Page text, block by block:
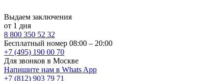
Выдаем заключения
от 1 дня
8 800 350 52 32
Бесплатный номер 08:00 – 20:00
+7 (495) 190 00 70
Для звонков в Москве
Напишите нам в Whats App
+7 (812) 903 79 71